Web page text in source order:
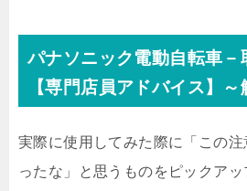
パナソニック電動自転車－
【専門店員アドバイス】～
実際に使用してみた際に「この
ったな」と思うものをピックア